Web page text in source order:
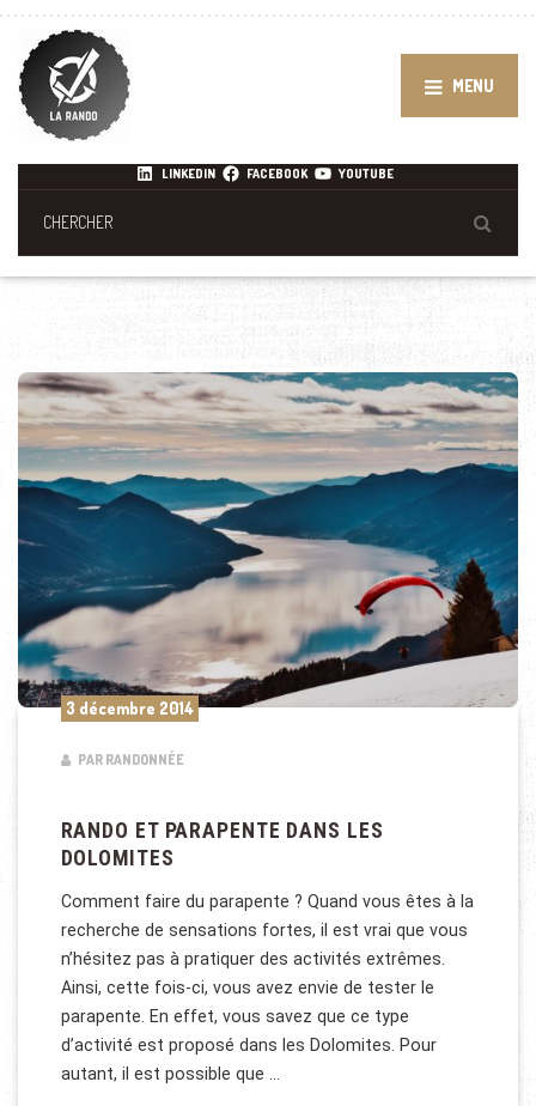
MENU
LINKEDIN FACEBOOK YOUTUBE
3 décembre 2014
PAR RANDONNÉE
RANDO ET PARAPENTE DANS LES
DOLOMITES
Comment faire du parapente ? Quand vous êtes à la
recherche de sensations fortes, il est vrai que vous
n’hésitez pas à pratiquer des activités extrêmes.
Ainsi, cette fois-ci, vous avez envie de tester le
parapente. En effet, vous savez que ce type
d’activité est proposé dans les Dolomites. Pour
autant, il est possible que …